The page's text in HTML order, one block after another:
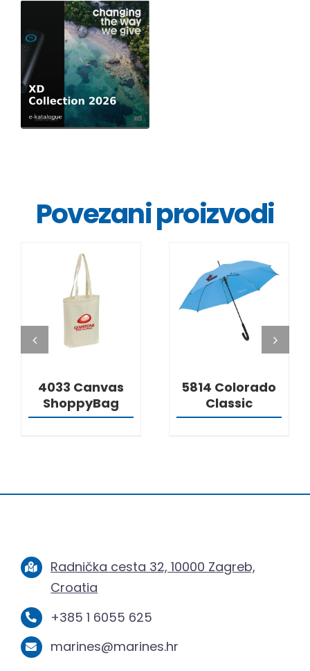
Povezani proizvodi
DETALJI
4033 Canvas
ShoppyBag
DETALJI
5814 Colorado
Classic
Radnička cesta 32, 10000 Zagreb,
Croatia
+385 1 6055 625
marines@marines.hr